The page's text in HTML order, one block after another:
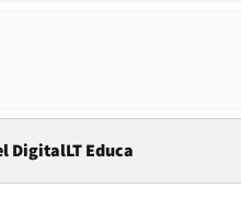
DigitalOpens in new window
LT Educa